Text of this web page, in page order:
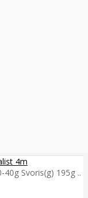
4m
Svoris(g) 195g ..